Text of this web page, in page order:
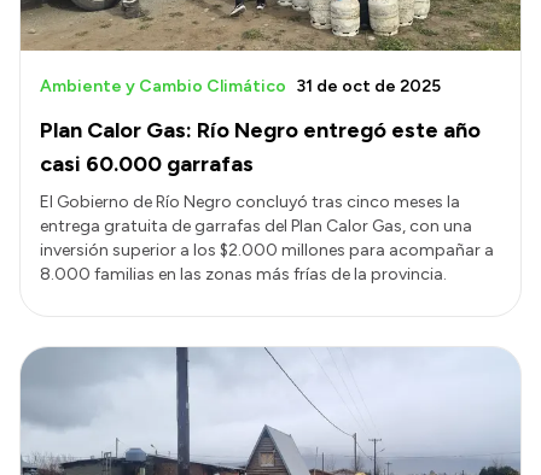
Plan Calor Gas: Río Negro entregó este año
casi 60.000 garrafas
Ambiente y Cambio Climático 31 de oct de 2025
El Gobierno de Río Negro concluyó tras cinco meses la
entrega gratuita de garrafas del Plan Calor Gas, con una
inversión superior a los $2.000 millones para acompañar a
8.000 familias en las zonas más frías de la provincia.